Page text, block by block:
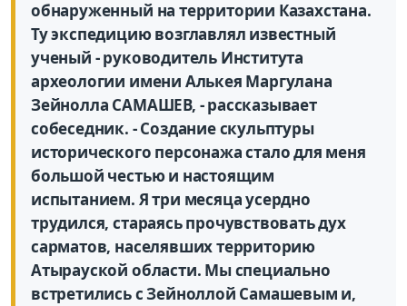
обнаруженный на территории Казахстана.
Ту экспедицию возглавлял известный
ученый - руководитель Института
археологии имени Алькея Маргулана
Зейнолла САМАШЕВ, - рассказывает
собеседник. - Создание скульптуры
исторического персонажа стало для меня
большой честью и настоящим
испытанием. Я три месяца усердно
трудился, стараясь прочувствовать дух
сарматов, населявших территорию
Атырауской области. Мы специально
встретились с Зейноллой Самашевым и,